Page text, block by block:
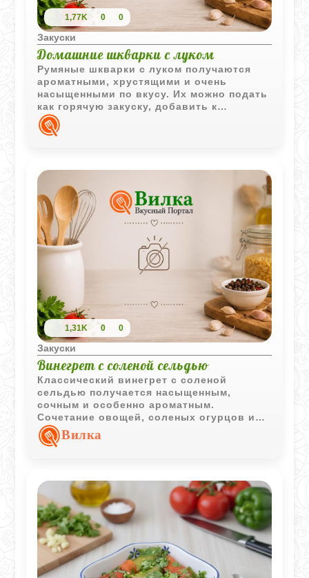
1,77K 0 0
Закуски
Домашние шкварки с луком
Румяные шкварки с луком получаются
ароматными, хрустящими и очень
насыщенными по вкусу. Их можно подать
как горячую закуску, добавить к
картофелю или использовать
вытопленный жир для приготовления
1,31K 0 0
Закуски
Винегрет с соленой сельдью
Классический винегрет с соленой
сельдью получается насыщенным,
сочным и особенно ароматным.
Сочетание овощей, соленых огурцов и
рыбы делает салат более сытным и
выразительным по вкусу.
Вилка